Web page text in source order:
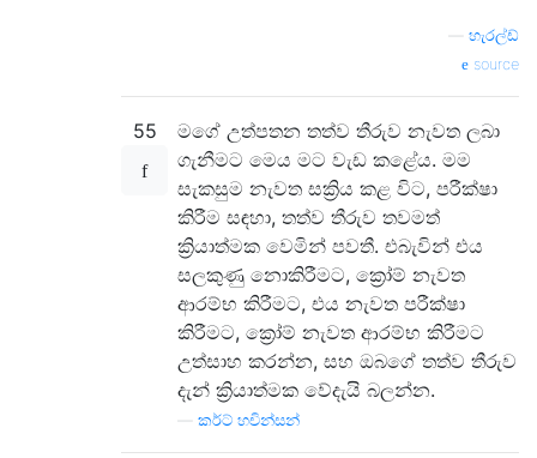
හැරල්ඩ්
source
55
මගේ උත්පතන තත්ව තීරුව නැවත ලබා
ගැනීමට මෙය මට වැඩ කළේය. මම
සැකසුම නැවත සක්‍රිය කළ විට, පරීක්ෂා
කිරීම සඳහා, තත්ව තීරුව තවමත්
ක්‍රියාත්මක වෙමින් පවතී. එබැවින් එය
සලකුණු නොකිරීමට, ක්‍රෝම් නැවත
ආරම්භ කිරීමට, එය නැවත පරීක්ෂා
කිරීමට, ක්‍රෝම් නැවත ආරම්භ කිරීමට
උත්සාහ කරන්න, සහ ඔබගේ තත්ව තීරුව
දැන් ක්‍රියාත්මක වේදැයි බලන්න.
කර්ට් හචින්සන්